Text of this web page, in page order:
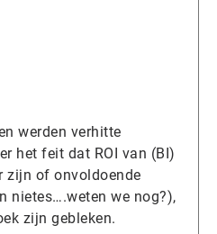
werden verhitte
het feit dat ROI van (BI)
zijn of onvoldoende
nietes….weten we nog?),
zijn gebleken.